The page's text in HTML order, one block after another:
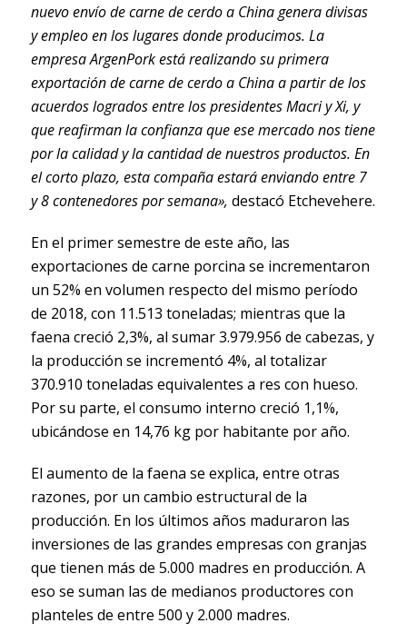
nuevo envío de carne de cerdo a China genera divisas
y empleo en los lugares donde producimos. La
empresa ArgenPork está realizando su primera
exportación de carne de cerdo a China a partir de los
acuerdos logrados entre los presidentes Macri y Xi, y
que reafirman la confianza que ese mercado nos tiene
por la calidad y la cantidad de nuestros productos. En
el corto plazo, esta compaña estará enviando entre 7
y 8 contenedores por semana», destacó Etchevehere.
En el primer semestre de este año, las
exportaciones de carne porcina se incrementaron
un 52% en volumen respecto del mismo período
de 2018, con 11.513 toneladas; mientras que la
faena creció 2,3%, al sumar 3.979.956 de cabezas, y
la producción se incrementó 4%, al totalizar
370.910 toneladas equivalentes a res con hueso.
Por su parte, el consumo interno creció 1,1%,
ubicándose en 14,76 kg por habitante por año.
El aumento de la faena se explica, entre otras
razones, por un cambio estructural de la
producción. En los últimos años maduraron las
inversiones de las grandes empresas con granjas
que tienen más de 5.000 madres en producción. A
eso se suman las de medianos productores con
planteles de entre 500 y 2.000 madres.